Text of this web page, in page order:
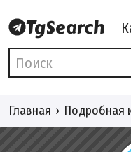
Главная Подробная